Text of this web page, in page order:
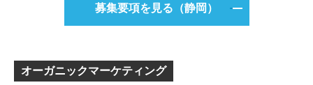
募集要項を見る（静岡）
オーガニックマーケティング